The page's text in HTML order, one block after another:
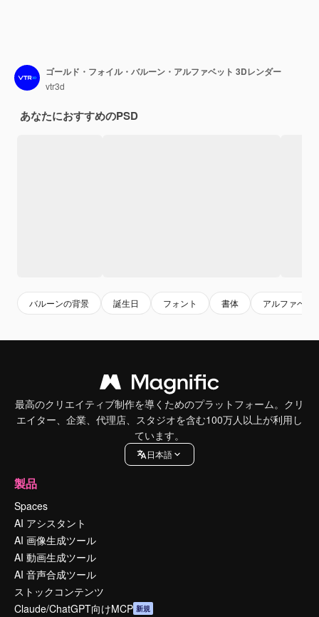
ゴールド・フォイル・バルーン・アルファベット 3Dレンダー
vtr3d
あなたにおすすめのPSD
バルーンの背景 誕生日 フォント 書体 アルファベッ
最高のクリエイティブ制作を導くためのプラットフォーム。クリ
エイター、企業、代理店、スタジオを含む100万人以上が利用し
ています。
日本語
製品
Spaces
AI アシスタント
AI 画像生成ツール
AI 動画生成ツール
AI 音声合成ツール
ストックコンテンツ
Claude/ChatGPT向けMCP 新規